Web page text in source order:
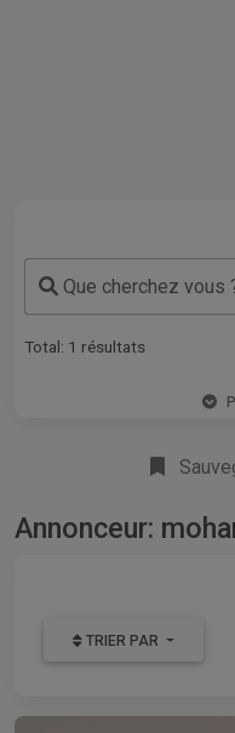
Que cherchez vous
Total: 1 résultats
Annonceur:
TRIER PAR